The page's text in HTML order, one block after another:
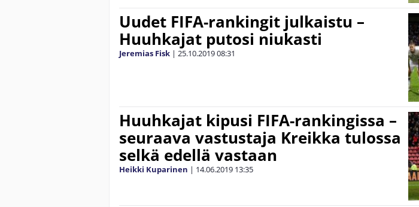
Uudet FIFA-rankingit julkaistu –
Huuhkajat putosi niukasti
Jeremias Fisk | 25.10.201908:31
Huuhkajat kipusi FIFA-rankingissa –
seuraava vastustaja Kreikka tulossa
selkä edellä vastaan
Heikki Kuparinen | 14.06.2019 13:35